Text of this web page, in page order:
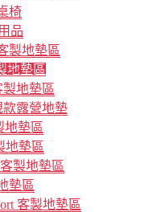
椅
品
製地墊區
地墊區
地墊區
露營地墊
地墊區
地墊區
製地墊區
墊區
客製地墊區